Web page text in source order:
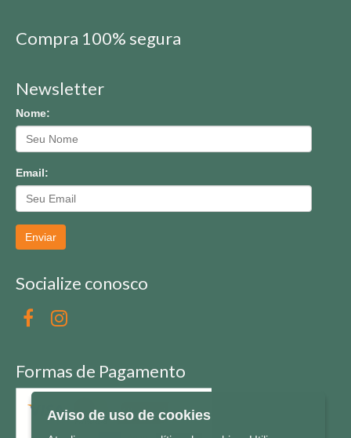
Compra 100% segura
Newsletter
Nome:
Email:
Enviar
Socialize conosco
Formas de Pagamento
Aviso de uso de cookies